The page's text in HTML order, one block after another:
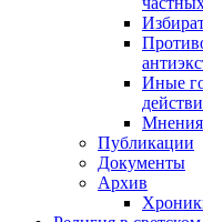
Иные
Мнения
Публикации
Документы
Архив